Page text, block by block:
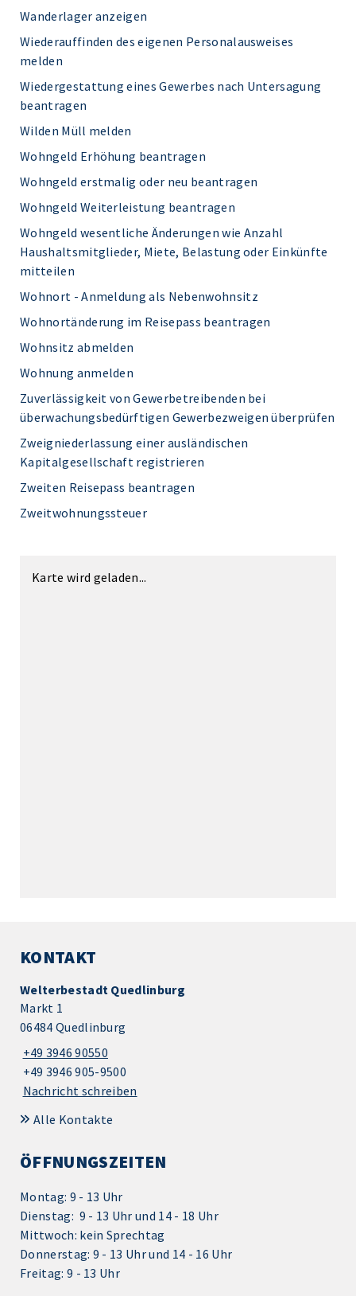
Wanderlager anzeigen
Wiederauffinden des eigenen Personalausweises
melden
Wiedergestattung eines Gewerbes nach Untersagung
beantragen
Wilden Müll melden
Wohngeld Erhöhung beantragen
Wohngeld erstmalig oder neu beantragen
Wohngeld Weiterleistung beantragen
Wohngeld wesentliche Änderungen wie Anzahl
Haushaltsmitglieder, Miete, Belastung oder Einkünfte
mitteilen
Wohnort - Anmeldung als Nebenwohnsitz
Wohnortänderung im Reisepass beantragen
Wohnsitz abmelden
Wohnung anmelden
Zuverlässigkeit von Gewerbetreibenden bei
überwachungsbedürftigen Gewerbezweigen überprüfen
Zweigniederlassung einer ausländischen
Kapitalgesellschaft registrieren
Zweiten Reisepass beantragen
Zweitwohnungssteuer
Karte wird geladen...
KONTAKT
Welterbestadt Quedlinburg
Markt 1
06484 Quedlinburg
+49 3946 90550
+49 3946 905-9500
Nachricht schreiben
Alle Kontakte
ÖFFNUNGSZEITEN
Montag: 9 - 13 Uhr
Dienstag: 9 - 13 Uhr und 14 - 18 Uhr
Mittwoch: kein Sprechtag
Donnerstag: 9 - 13 Uhr und 14 - 16 Uhr
Freitag: 9 - 13 Uhr